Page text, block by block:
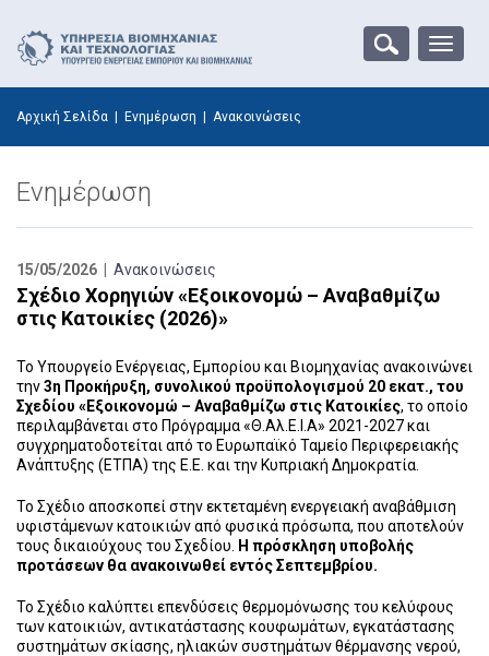
Toggle
Αρχική Σελίδα Ενημέρωση Ανακοινώσεις
Ενημέρωση
15/05/2026 | Ανακοινώσεις
Σχέδιο Χορηγιών «Εξοικονομώ – Αναβαθμίζω
στις Κατοικίες (2026)»
Το Υπουργείο Ενέργειας, Εμπορίου και Βιομηχανίας ανακοινώνει
την3η Προκήρυξη, συνολικού προϋπολογισμού 20 εκατ., του
Σχεδίου «Εξοικονομώ – Αναβαθμίζω στις Κατοικίες, το οποίο
περιλαμβάνεται στο Πρόγραμμα «Θ.Αλ.Ε.Ι.Α» 2021-2027 και
συγχρηματοδοτείται από το Ευρωπαϊκό Ταμείο Περιφερειακής
Ανάπτυξης (ΕΤΠΑ) της Ε.Ε. και την Κυπριακή Δημοκρατία.
Το Σχέδιο αποσκοπεί στην εκτεταμένη ενεργειακή αναβάθμιση
υφιστάμενων κατοικιών από φυσικά πρόσωπα, που αποτελούν
τους δικαιούχους του Σχεδίου.
Η πρόσκληση υποβολής
προτάσεων θα ανακοινωθεί εντός Σεπτεμβρίου.
Το Σχέδιο καλύπτει επενδύσεις θερμομόνωσης του κελύφους
των κατοικιών, αντικατάστασης κουφωμάτων, εγκατάστασης
συστημάτων σκίασης, ηλιακών συστημάτων θέρμανσης νερού,